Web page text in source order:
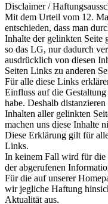
Disclaimer /
Mit dem Urteil vom 12.
entschieden, dass man
Inhalte der gelinkten Seite
so das LG, nur dadurch
ausdrücklich von diesen
Seiten Links zu anderen
Für alle diese Links
Einfluss auf die
habe. Deshalb
Inhalten aller gelinkten
machen uns diese Inhalte
Diese Erklärung gilt für
Links.
In keinem Fall wird für die
der abgerufenen
Für die auf unserer
wir jegliche Haftung
Aktualität aus.